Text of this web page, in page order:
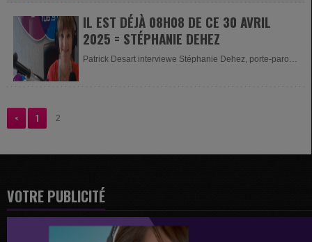
IL EST DÉJÀ 08H08 DE CE 30 AVRIL
2025 = STÉPHANIE DEHEZ
Patrick Desart interviewe Stéphanie Dehez, porte-parole
< 1 2
VOTRE PUBLICITÉ